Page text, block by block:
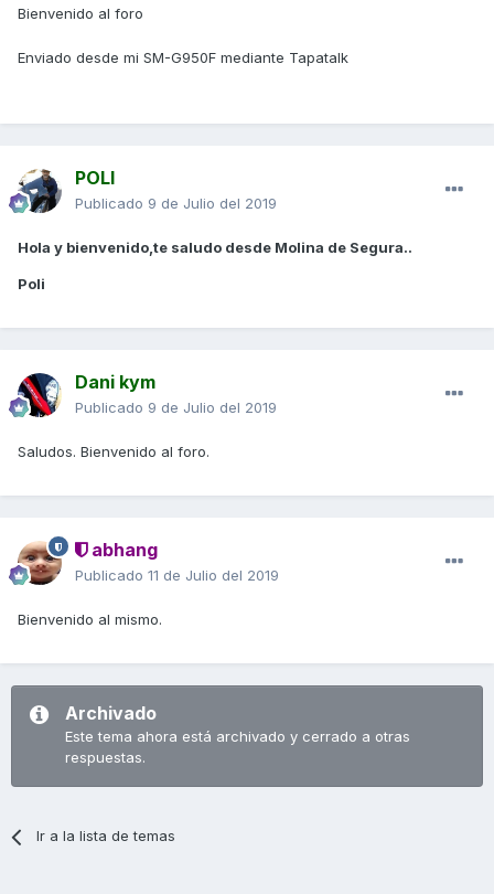
Bienvenido al foro
Enviado desde mi SM-G950F mediante Tapatalk
POLI
Publicado 9 de Julio del 2019
Hola y bienvenido,te saludo desde Molina de Segura..
Poli
Dani kym
Publicado 9 de Julio del 2019
Saludos. Bienvenido al foro.
abhang
Publicado 11 de Julio del 2019
Bienvenido al mismo.
Archivado
Este tema ahora está archivado y cerrado a otras
respuestas.
Ir a la lista de temas